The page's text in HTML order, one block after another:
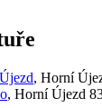
, Horní
, Horní Újezd